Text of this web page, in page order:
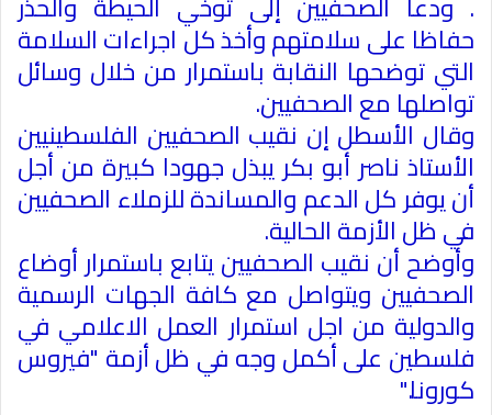
حفاظا على سلامتهم وأخذ كل اجراءات السلامة
التي توضحها النقابة باستمرار من خلال وسائل
تواصلها مع الصحفيين.
وقال الأسطل إن نقيب الصحفيين الفلسطينيين
الأستاذ ناصر أبو بكر يبذل جهودا كبيرة من أجل
أن يوفر كل الدعم والمساندة للزملاء الصحفيين
في ظل الأزمة الحالية.
وأوضح أن نقيب الصحفيين يتابع باستمرار أوضاع
الصحفيين ويتواصل مع كافة الجهات الرسمية
والدولية من اجل استمرار العمل الاعلامي في
فلسطين على أكمل وجه في ظل أزمة "فيروس
كورونا".